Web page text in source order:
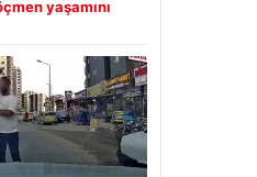
yaşamını